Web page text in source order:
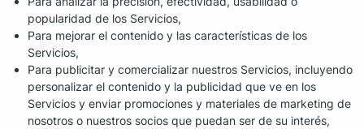
popularidad de los Servicios,
Para mejorar el contenido y las características de los
Servicios,
Para publicitar y comercializar nuestros Servicios, incluyendo
personalizar el contenido y la publicidad que ve en los
Servicios y enviar promociones y materiales de marketing de
nosotros o nuestros socios que puedan ser de su interés,